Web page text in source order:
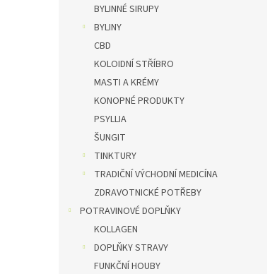
BYLINNÉ SIRUPY
BYLINY
CBD
KOLOIDNÍ STŘÍBRO
MASTI A KRÉMY
KONOPNÉ PRODUKTY
PSYLLIA
ŠUNGIT
TINKTURY
TRADIČNÍ VÝCHODNÍ MEDICÍNA
ZDRAVOTNICKÉ POTŘEBY
POTRAVINOVÉ DOPLŇKY
KOLLAGEN
DOPLŇKY STRAVY
FUNKČNÍ HOUBY